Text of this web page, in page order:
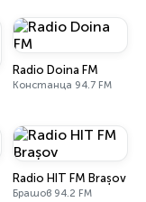
Radio Doina FM
Констанца 94.7 FM
Radio HIT FM Brașov
Брашов 94.2 FM